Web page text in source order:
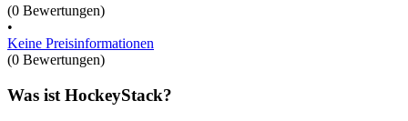
(0 Bewertungen)
•
Keine Preisinformationen
(0 Bewertungen)
Was ist HockeyStack?